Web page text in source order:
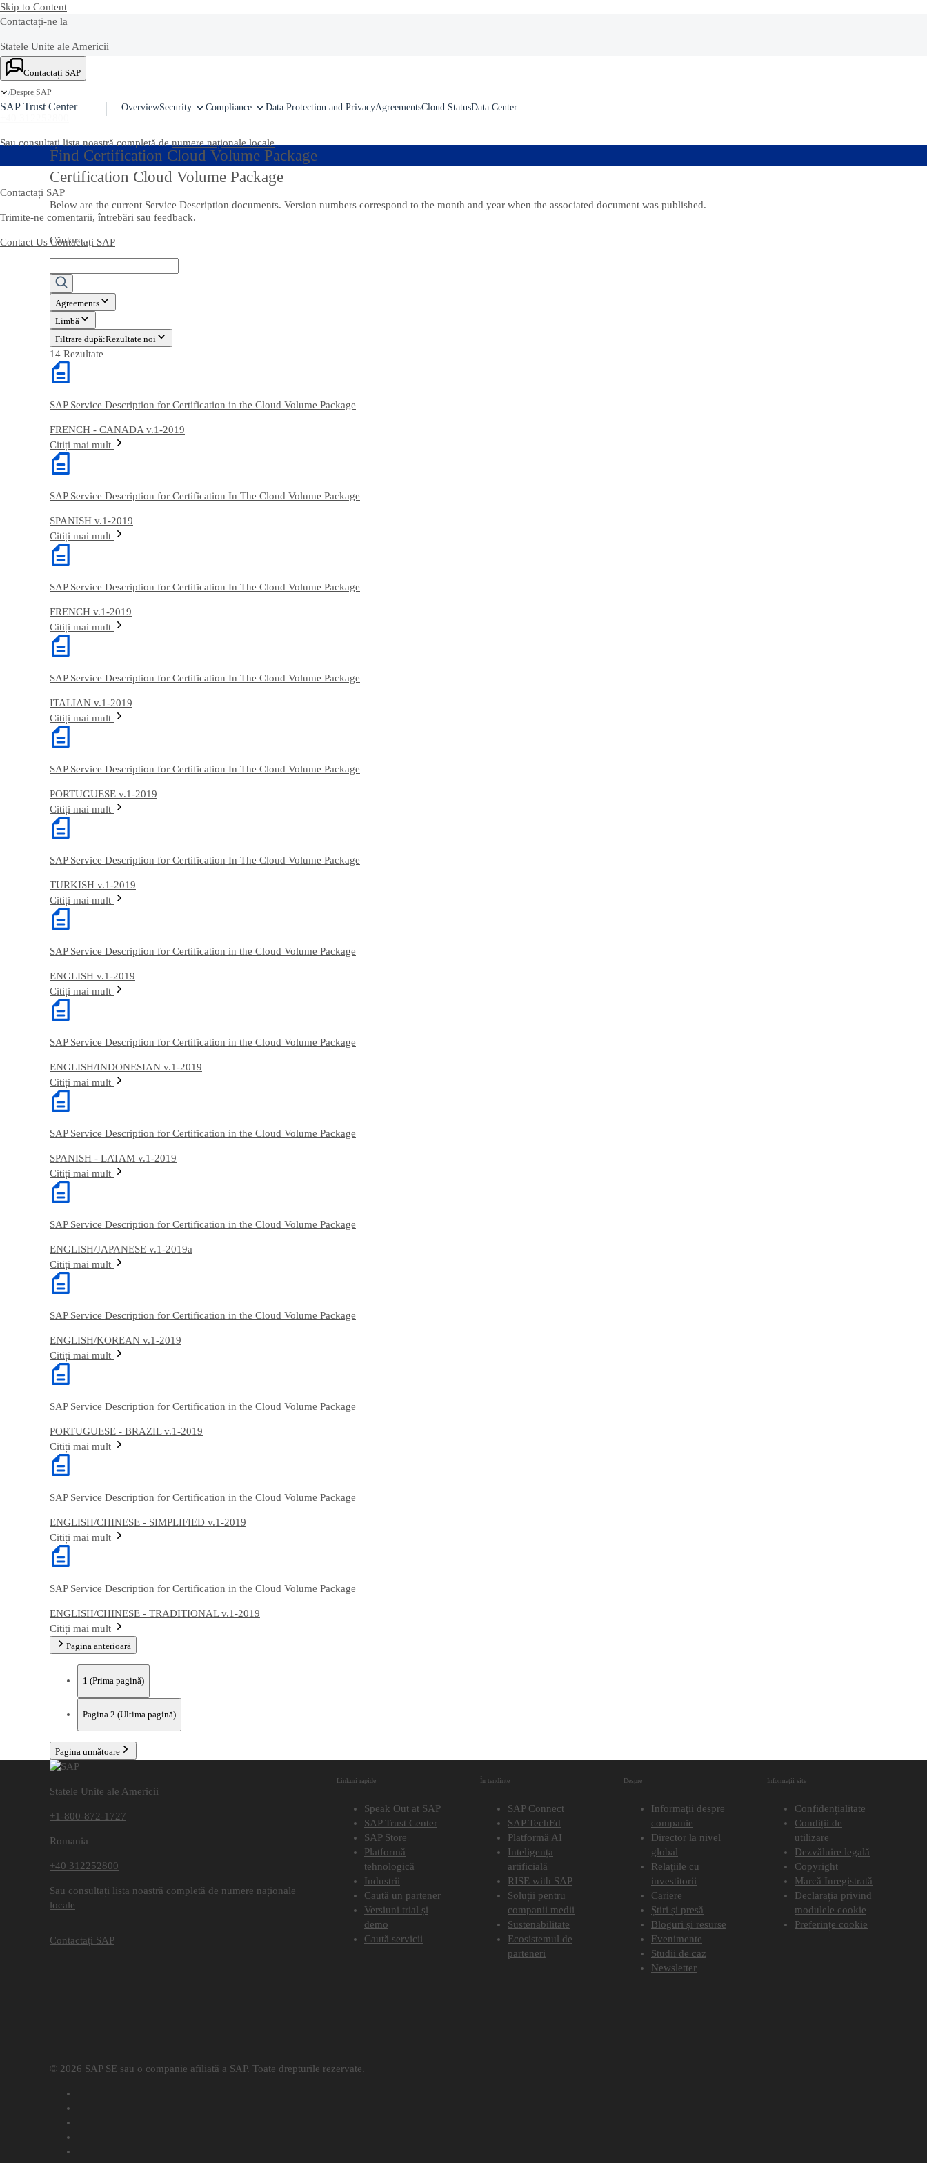
Skip to Content
Contactați-ne la
Statele Unite ale Americii
+1-800-872-1727
Romania
Sau consultați lista noastră completă denumere naționale locale
Contactați SAP
Trimite-ne comentarii, întrebări sau feedback.
Contact UsContactați SAP
Contactați SAP
/Despre SAP
SAP Trust Center OverviewSecurity Compliance Data Protection and PrivacyAgreementsCloud StatusData Center
Find Certification Cloud Volume Package
Certification Cloud Volume Package
Below are the current Service Description documents. Version numbers correspond to the month and year when the associated document was published.
Căutare...
Agreements
Limbă
Filtrare după:Rezultate noi
14 Rezultate
SAP Service Description for Certification in the Cloud Volume Package
FRENCH - CANADA v.1-2019
Citiți mai mult
SAP Service Description for Certification In The Cloud Volume Package
SPANISH v.1-2019
Citiți mai mult
SAP Service Description for Certification In The Cloud Volume Package
FRENCH v.1-2019
Citiți mai mult
SAP Service Description for Certification In The Cloud Volume Package
ITALIAN v.1-2019
Citiți mai mult
SAP Service Description for Certification In The Cloud Volume Package
PORTUGUESE v.1-2019
Citiți mai mult
SAP Service Description for Certification In The Cloud Volume Package
TURKISH v.1-2019
Citiți mai mult
SAP Service Description for Certification in the Cloud Volume Package
ENGLISH v.1-2019
Citiți mai mult
SAP Service Description for Certification in the Cloud Volume Package
ENGLISH/INDONESIAN v.1-2019
Citiți mai mult
SAP Service Description for Certification in the Cloud Volume Package
SPANISH - LATAM v.1-2019
Citiți mai mult
SAP Service Description for Certification in the Cloud Volume Package
ENGLISH/JAPANESE v.1-2019a
Citiți mai mult
SAP Service Description for Certification in the Cloud Volume Package
ENGLISH/KOREAN v.1-2019
Citiți mai mult
SAP Service Description for Certification in the Cloud Volume Package
PORTUGUESE - BRAZIL v.1-2019
Citiți mai mult
SAP Service Description for Certification in the Cloud Volume Package
ENGLISH/CHINESE - SIMPLIFIED v.1-2019
Citiți mai mult
SAP Service Description for Certification in the Cloud Volume Package
ENGLISH/CHINESE - TRADITIONAL v.1-2019
Citiți mai mult
Pagina anterioară
1 (Prima pagină)
Pagina 2 (Ultima pagină)
Pagina următoare
Statele Unite ale Americii
+1-800-872-1727
Romania
+40 312252800
Sau consultați lista noastră completă de numere naționale
locale
Contactați SAP
Linkuri rapide
Speak Out at SAP
SAP Trust Center
SAP Store
Platformă
tehnologică
Industrii
Caută un partener
Versiuni trial și
demo
Caută servicii
În tendințe
SAP Connect
SAP TechEd
Platformă AI
Inteligența
artificială
RISE with SAP
Soluții pentru
companii medii
Sustenabilitate
Ecosistemul de
parteneri
Despre
Informaţii despre
companie
Director la nivel
global
Relaţiile cu
investitorii
Cariere
Știri și presă
Bloguri și resurse
Evenimente
Studii de caz
Newsletter
Informații site
Confidențialitate
Condiții de
utilizare
Dezvăluire legală
Copyright
Marcă Inregistrată
Declarația privind
modulele cookie
Preferințe cookie
© 2026 SAP SE sau o companie afiliată a SAP. Toate drepturile rezervate.